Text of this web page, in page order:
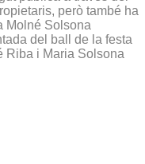
però també ha
Molné Solsona
del ball de la festa
Riba i Maria Solsona